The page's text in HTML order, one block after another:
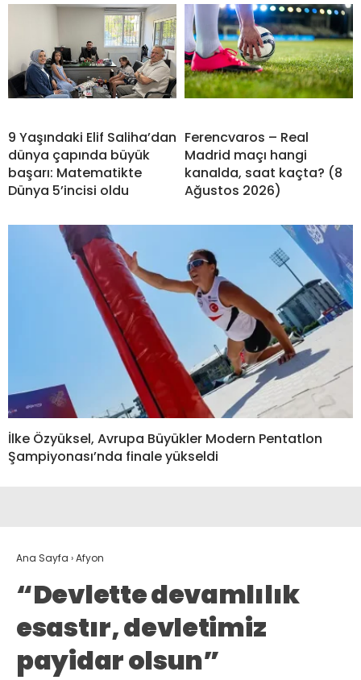
9 Yaşındaki Elif Saliha’dan
dünya çapında büyük
başarı: Matematikte
Dünya 5’incisi oldu
Ferencvaros – Real
Madrid maçı hangi
kanalda, saat kaçta? (8
Ağustos 2026)
İlke Özyüksel, Avrupa Büyükler Modern Pentatlon
Şampiyonası’nda finale yükseldi
Ana Sayfa ›Afyon
“Devlette devamlılık
esastır, devletimiz
payidar olsun”